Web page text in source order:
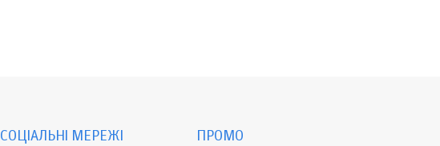
СОЦІАЛЬНІ МЕРЕЖІ ПРОМО